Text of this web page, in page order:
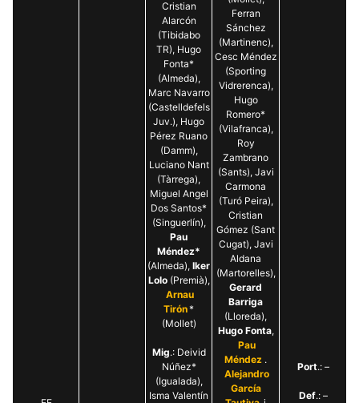
Cristian
Alarcón
(Tibidabo
TR), Hugo
Fonta*
(Almeda),
Marc Navarro
(Castelldefels
Juv.), Hugo
Pérez Ruano
(Damm),
Luciano Nant
(Tàrrega),
Miguel Angel
Dos Santos*
(Singuerlín),
Pau
Méndez*
(Almeda), Iker
Lolo(Premià),
Arnau
Tirón*
(Mollet)
Mig.: Deivid
Núñez*
(Igualada),
Isma Valentín
Ferran
Sánchez
(Martinenc),
Cesc Méndez
(Sporting
Vidrerenca),
Hugo
Romero*
(Vilafranca),
Roy
Zambrano
(Sants), Javi
Carmona
(Turó Peira),
Cristian
Gómez (Sant
Cugat), Javi
Aldana
(Martorelles),
Gerard
Barriga
(Lloreda),
Hugo Fonta,
Pau
Méndez .
Alejandro
García
Port.: –
Def.: –